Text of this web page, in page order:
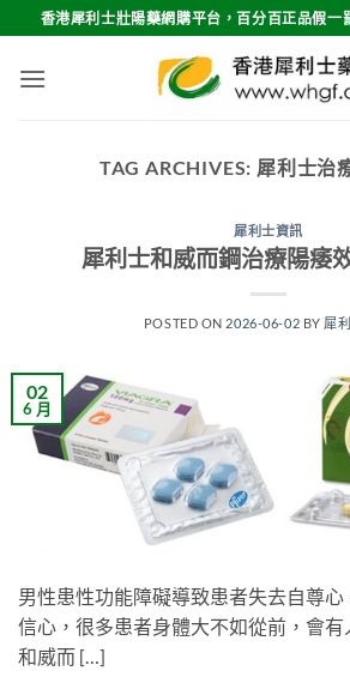
to
content
香港犀利士壯陽藥網購平台，百分百正品假一
TAG ARCHIVES: 犀利士治
犀利士資訊
犀利士和威而鋼治療陽痿
POSTED ON 2026-06-02 BY 犀
02
6 月
男性患性功能障礙導致患者失去自尊
信心，很多患者身體大不如從前，會
和威而 […]